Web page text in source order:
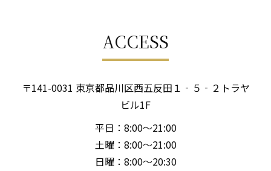
ACCESS
〒141-0031 東京都品川区西五反田１‐５‐２トラヤ
ビル1F
平日：8:00～21:00
土曜：8:00～21:00
日曜：8:00～20:30